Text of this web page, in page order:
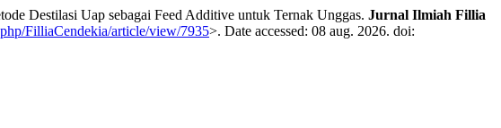
Destilasi Uap sebagai Feed Additive untuk Ternak Unggas. Jurnal Ilmiah Fillia
FilliaCendekia/article/view/7935>. Date accessed: 08 aug. 2026. doi: